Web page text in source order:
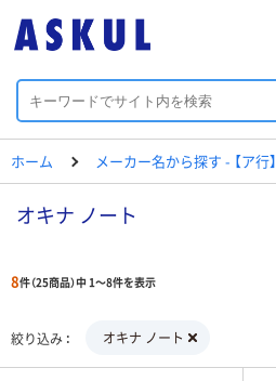
ホーム メーカー名から探す - 【ア行】
オキナ ノート
8件（25商品）中 1～8件を表示
絞り込み オキナ ノート